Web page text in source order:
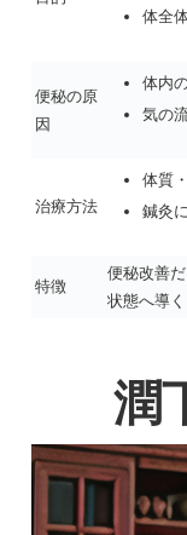
体全
便秘の原
因
体内
気の
治療方法
体質
鍼灸
特徴
便秘改善
状態へ導く
潤